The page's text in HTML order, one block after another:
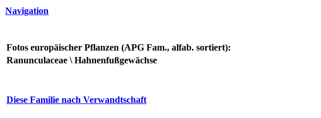
Navigation
Fotos europäischer Pflanzen (APG Fam., alfab. sortiert):
Ranunculaceae \ Hahnenfußgewächse
Diese Familie nach Verwandtschaft